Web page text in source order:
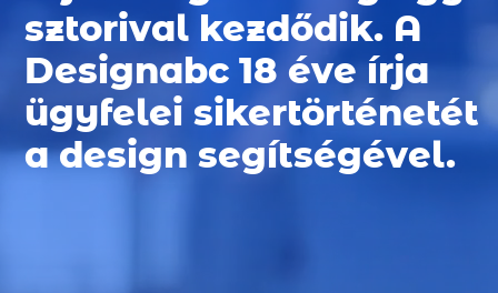
sztorival kezdődik. A
Designabc 18 éve írja
ügyfelei sikertörténetét
a design segítségével.